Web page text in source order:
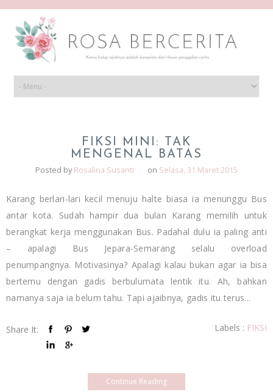
FIKSI MINI: TAK
MENGENAL BATAS
Posted by Rosalina Susanti on Selasa, 31 Maret 2015
Karang berlari-lari kecil menuju halte biasa ia menunggu Bus
antar kota. Sudah hampir dua bulan Karang memilih untuk
berangkat kerja menggunakan Bus. Padahal dulu ia paling anti
– apalagi Bus Jepara-Semarang selalu overload
penumpangnya. Motivasinya? Apalagi kalau bukan agar ia bisa
bertemu dengan gadis berbulumata lentik itu. Ah, bahkan
namanya saja ia belum tahu. Tapi ajaibnya, gadis itu terus...
Share It: Labels : FIKSI
Continue Reading